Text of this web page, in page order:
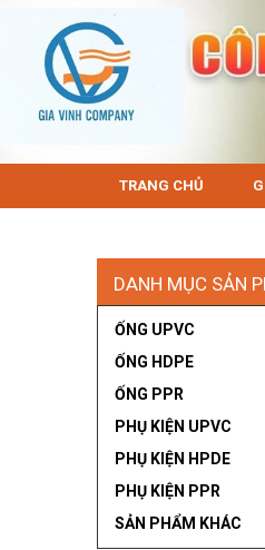
TRANG CHỦ
DANH MỤC SẢN
ỐNG UPVC
ỐNG HDPE
ỐNG PPR
PHỤ KIỆN UPVC
PHỤ KIỆN HPDE
PHỤ KIỆN PPR
SẢN PHẨM KHÁC